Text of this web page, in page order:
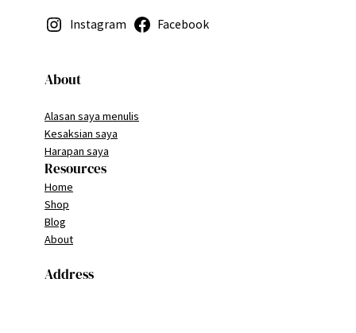
Instagram Facebook
About
Alasan saya menulis
Kesaksian saya
Harapan saya
Resources
Home
Shop
Blog
About
Address